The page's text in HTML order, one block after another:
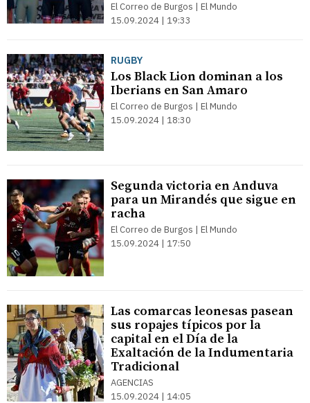
El Correo de Burgos | El Mundo
15.09.2024 | 19:33
RUGBY
Los Black Lion dominan a los
Iberians en San Amaro
El Correo de Burgos | El Mundo
15.09.2024 | 18:30
Segunda victoria en Anduva
para un Mirandés que sigue en
racha
El Correo de Burgos | El Mundo
15.09.2024 | 17:50
Las comarcas leonesas pasean
sus ropajes típicos por la
capital en el Día de la
Exaltación de la Indumentaria
Tradicional
AGENCIAS
15.09.2024 | 14:05